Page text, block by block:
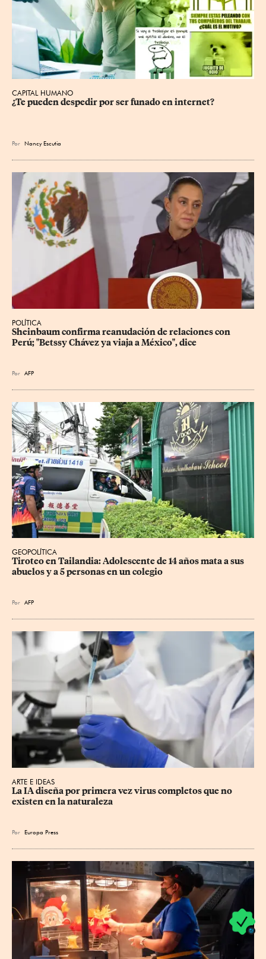
CAPITAL HUMANO
¿Te pueden despedir por ser funado en internet?
Por Nancy Escutia
POLÍTICA
Sheinbaum confirma reanudación de relaciones con
Perú; "Betssy Chávez ya viaja a México", dice
Por AFP
GEOPOLÍTICA
Tiroteo en Tailandia: Adolescente de 14 años mata a sus
abuelos y a 5 personas en un colegio
Por AFP
ARTE E IDEAS
La IA diseña por primera vez virus completos que no
existen en la naturaleza
Por Europa Press